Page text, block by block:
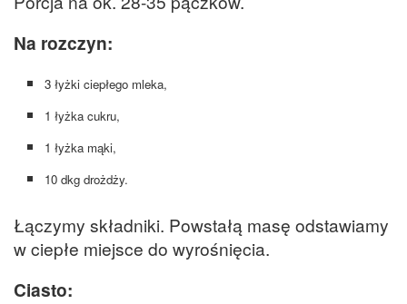
Na rozczyn:
3 łyżki ciepłego mleka,
1 łyżka cukru,
1 łyżka mąki,
10 dkg drożdży.
Łączymy składniki. Powstałą masę odstawiamy
w ciepłe miejsce do wyrośnięcia.
Ciasto: